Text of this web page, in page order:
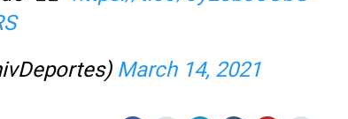
March 14, 2021